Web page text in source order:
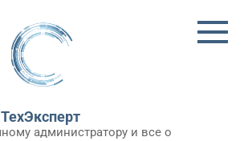
ТехЭксперт
администратору и все о